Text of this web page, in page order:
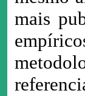
mais